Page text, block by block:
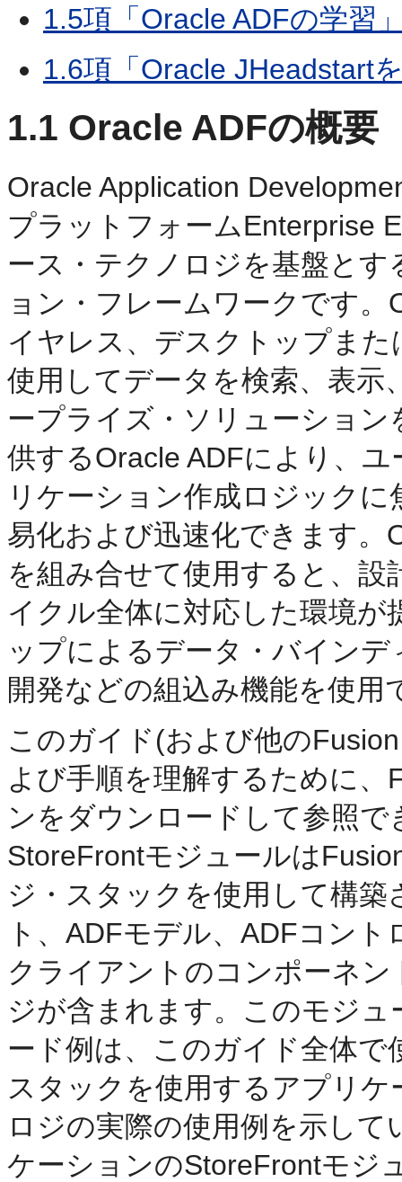
1.5項「Oracle ADFの学習
1.6項「Oracle JHeadstart
1.1 Oracle ADFの概要
Oracle Application
プラットフォームEnterprise
ース・テクノロジを基盤と
ョン・フレームワークです
イヤレス、デスクトップま
使用してデータを検索、表示
ープライズ・ソリューショ
供するOracle ADFにより、
リケーション作成ロジック
易化および迅速化できます。
を組み合せて使用すると、
イクル全体に対応した環境
ップによるデータ・バイン
開発などの組込み機能を使用
このガイド(および他の
よび手順を理解するために
ンをダウンロードして参照
StoreFrontモジュールは
ジ・スタックを使用して構
ト、ADFモデル、ADFコン
クライアントのコンポーネ
ジが含まれます。このモジ
ード例は、このガイド全体
スタックを使用するアプリ
ロジの実際の使用例を示し
ケーションのStoreFrontモジ